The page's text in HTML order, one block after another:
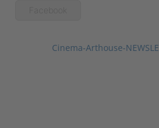
Cinema-Arthouse-